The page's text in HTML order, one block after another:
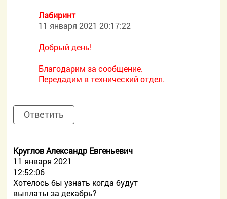
Лабиринт
11 января 2021 20:17:22
Добрый день!
Благодарим за сообщение.
Передадим в технический отдел.
Ответить
Круглов Александр Евгеньевич
11 января 2021
12:52:06
Хотелось бы узнать когда будут
выплаты за декабрь?